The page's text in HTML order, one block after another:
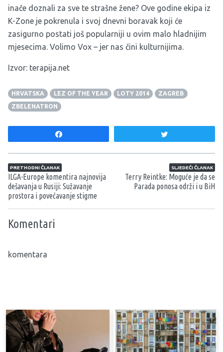
inače doznali za sve te strašne žene? Ove godine ekipa iz
K-Zone je pokrenula i svoj dnevni boravak koji će
zasigurno postati još popularniji u ovim malo hladnijim
mjesecima. Volimo Vox – jer nas čini kulturnijima.
Izvor: terapija.net
HRVATSKA LEZ OF THE YEAR LOTY 2014
ZAGREB
ZBELENATRON
Navigacija članaka
PRETHODNI ČLANAK
ILGA-Europe komentira najnovija
dešavanja u Rusiji: Sužavanje
prostora i povećavanje stigme
SLJEDEĆI ČLANAK
Terry Reintke: Moguće je da se
Parada ponosa održi i u BiH
Komentari
komentara